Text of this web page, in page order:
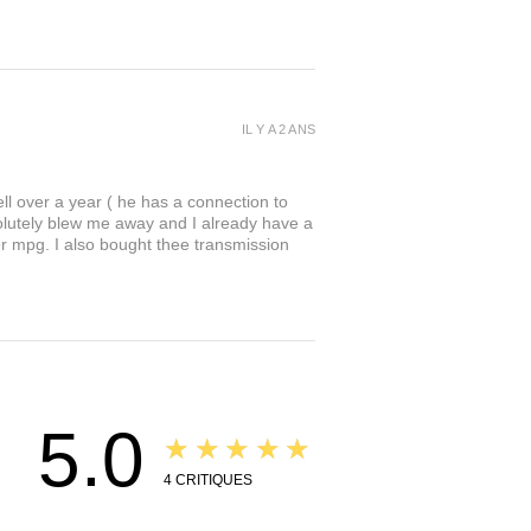
over a year ( he has a connection to
blew me away and I already have a
mpg. I also bought thee transmission
IL Y A 2 ANS
5.0 ★★★★★
4 CRITIQUES